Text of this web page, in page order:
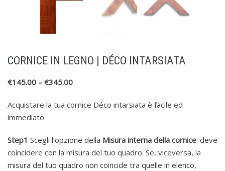
CORNICE IN LEGNO | DÉCO INTARSIATA
€145.00 – €345.00
Acquistare la tua cornice Déco intarsiata è facile ed
immediato
Step1 Scegli l’opzione della Misura interna della cornice: deve
coincidere con la misura del tuo quadro. Se, viceversa, la
misura del tuo quadro non coincide tra quelle in elenco,